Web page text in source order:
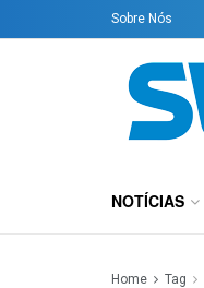
Sobre Nós
NOTÍCIAS
Home Tag